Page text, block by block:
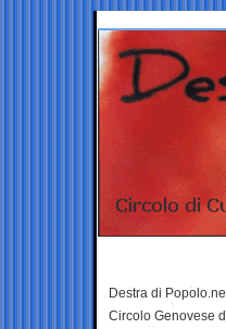
Destra di
Circolo Genovese